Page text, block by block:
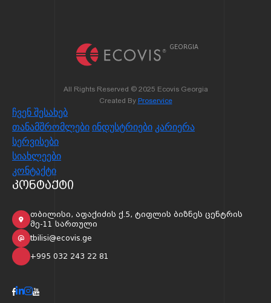
დეველოპმენტი და
სამშენებლო სექტორი
GEORGIA
All Rights Reserved © 2025 Ecovis Georgia
Created By Proservice
ჩვენ შესახებ
თანამშრომლებიინდუსტრიები კარიერა
სერვისები
სიახლეები
კონტაქტი
კონტაქტი
თბილისი, აფაქიძის ქ.5, ტიფლის ბიზნეს ცენტრის
მე-11 სართული
tbilisi@ecovis.ge
+995 032 243 22 81